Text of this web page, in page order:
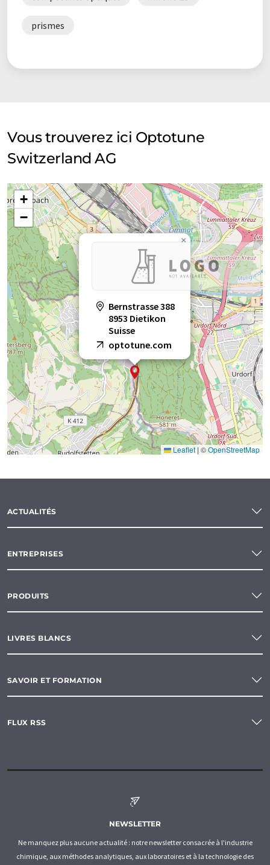
prismes
Vous trouverez ici Optotune
Switzerland AG
Bernstrasse 388
8953 Dietikon
Suisse
optotune.com
×
+
−
Leaflet | ©OpenStreetMap
ACTUALITÉS
ENTREPRISES
PRODUITS
LIVRES BLANCS
SAVOIR ET FORMATION
FLUX RSS
NEWSLETTER
Ne manquez plus aucune actualité : notre newsletter consacrée à l'industrie
chimique, aux méthodes analytiques, aux laboratoires et à la technologie des